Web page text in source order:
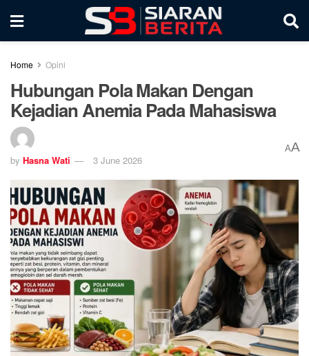
Home Opini
Hubungan Pola Makan Dengan
Kejadian Anemia Pada Mahasiswa
by Hasna Wati 3 June 2026
AA